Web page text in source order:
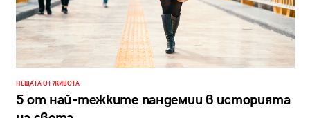
НЕЩАТА ОТ ЖИВОТА
5 от най-тежките пандемии в историята